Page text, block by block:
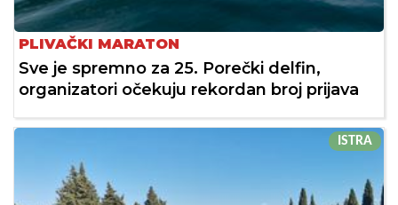
PLIVAČKI MARATON
Sve je spremno za 25. Porečki delfin,
organizatori očekuju rekordan broj prijava
ISTRA